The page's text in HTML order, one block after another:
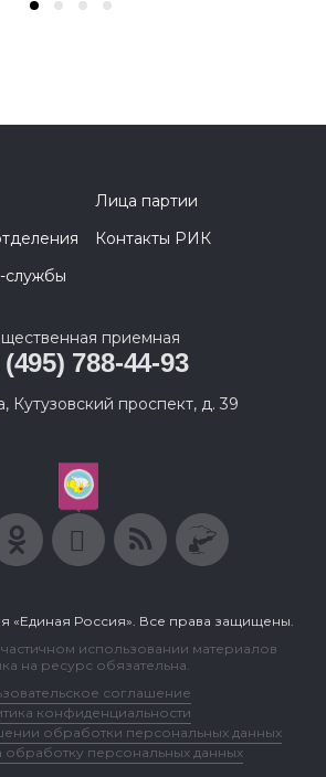
Лица партии
Контакты РИК
службы
приемная
(495) 788-44-93
Кутузовский проспект, д. 39
«Единая Россия». Все права защищены.
использовании материалов
на ресурс обязательна.
соглашение
конфиденциальности
обработки персональных данных
обработку персональных данных